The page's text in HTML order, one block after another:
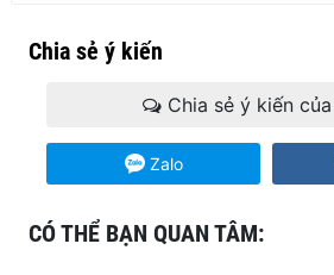
Chia sẻ ý kiến
Chia sẻ ý kiến của
Zalo
CÓ THỂ BẠN QUAN TÂM: